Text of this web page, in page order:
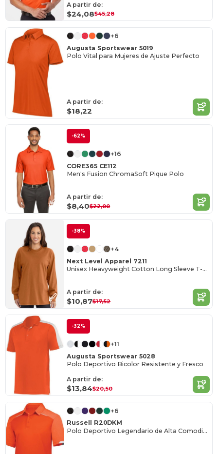
A partir de:
$24,08$45,28
+6
Augusta Sportswear 5019
Polo Vital para Mujeres de Ajuste Perfecto
A partir de:
$18,22
-62%
+16
CORE365 CE112
Men's Fusion ChromaSoft Pique Polo
A partir de:
$8,40$22,00
-38%
+4
Next Level Apparel 7211
Unisex Heavyweight Cotton Long Sleeve T-Shirt
A partir de:
$10,87$17,52
-32%
+11
Augusta Sportswear 5028
Polo Deportivo Bicolor Resistente y Fresco
A partir de:
$13,84$20,50
+6
Russell R20DKM
Polo Deportivo Legendario de Alta Comodidad